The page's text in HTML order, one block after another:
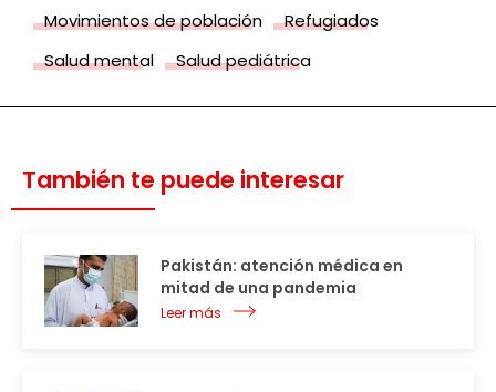
Movimientos de población
Refugiados
Salud mental
Salud pediátrica
También te puede interesar
Pakistán: atención médica en
mitad de una pandemia
Leer más